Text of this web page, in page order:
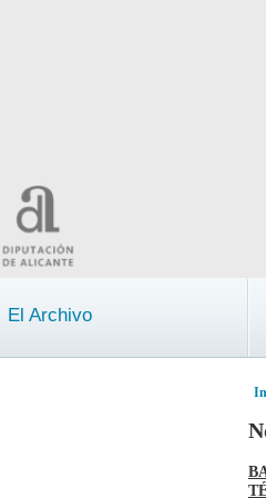
El Archivo